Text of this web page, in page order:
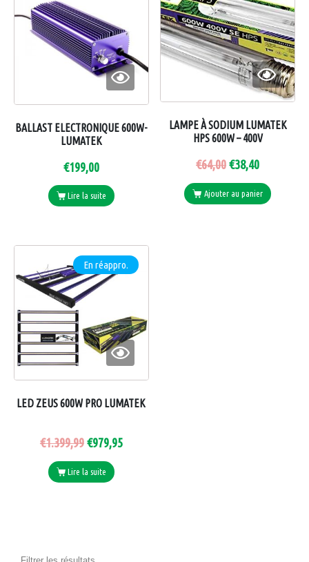
BALLAST ELECTRONIQUE 600W-
LUMATEK
€199,00
Lire la suite
LAMPE À SODIUM LUMATEK
HPS 600W – 400V
€64,00€38,40
Ajouter au panier
En réappro.
LED ZEUS 600W PRO LUMATEK
€1.399,99€979,95
Lire la suite